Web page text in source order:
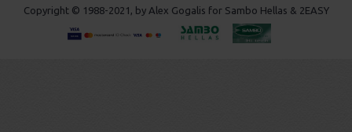
Copyright © 1988-2021, by Alex Gogalis for Sambo Hellas & 2EASY